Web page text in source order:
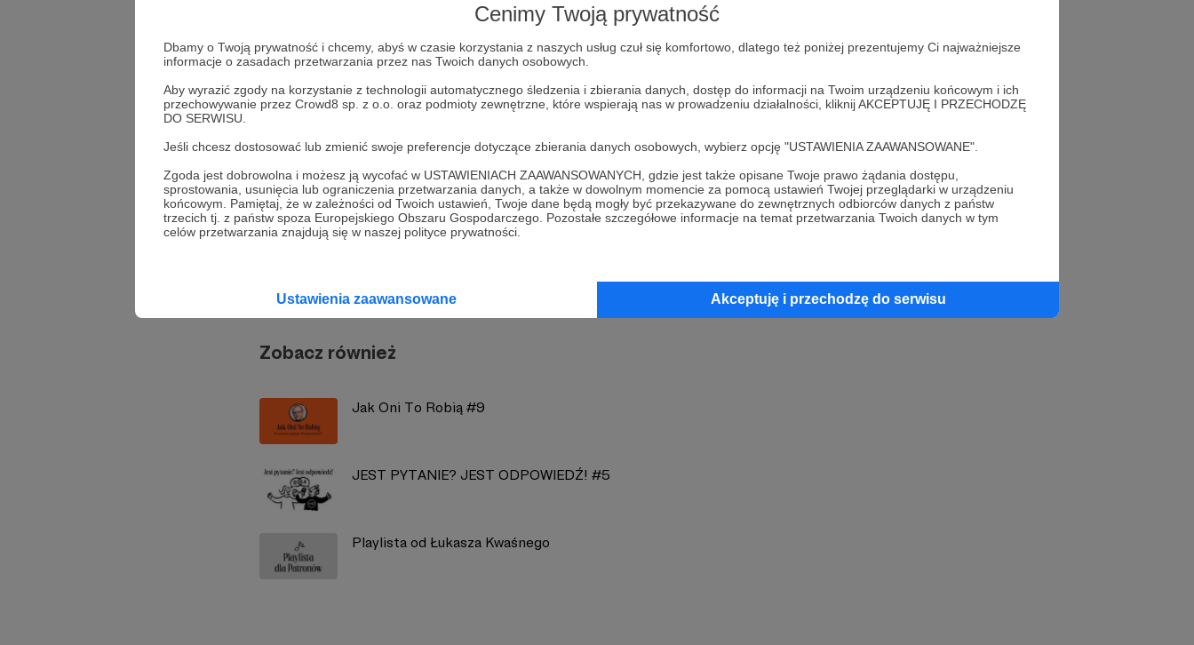
Cenimy Twoją prywatność
Dbamy o Twoją prywatność i chcemy, abyś w czasie korzystania z naszych usług czuł się komfortowo, dlatego też poniżej prezentujemy Ci najważniejsze
informacje o zasadach przetwarzania przez nas Twoich danych osobowych.
Aby wyrazić zgody na korzystanie z technologii automatycznego śledzenia i zbierania danych, dostęp do informacji na Twoim urządzeniu końcowym i ich
przechowywanie przez Crowd8 sp. z o.o. oraz podmioty zewnętrzne, które wspierają nas w prowadzeniu działalności, kliknij AKCEPTUJĘ I PRZECHODZĘ
DO SERWISU.
Jeśli chcesz dostosować lub zmienić swoje preferencje dotyczące zbierania danych osobowych, wybierz opcję "USTAWIENIA ZAAWANSOWANE".
Zgoda jest dobrowolna i możesz ją wycofać w USTAWIENIACH ZAAWANSOWANYCH, gdzie jest także opisane Twoje prawo żądania dostępu,
sprostowania, usunięcia lub ograniczenia przetwarzania danych, a także w dowolnym momencie za pomocą ustawień Twojej przeglądarki w urządzeniu
końcowym. Pamiętaj, że w zależności od Twoich ustawień, Twoje dane będą mogły być przekazywane do zewnętrznych odbiorców danych z państw
trzecich tj. z państw spoza Europejskiego Obszaru Gospodarczego. Pozostałe szczegółowe informacje na temat przetwarzania Twoich danych w tym
celów przetwarzania znajdują się w naszej polityce prywatności.
Ustawienia zaawansowane Akceptuję i przechodzę do serwisu
Zaloguj się
Udostępnij
Zobacz również
Jak Oni To Robią #9
JEST PYTANIE? JEST ODPOWIEDŹ! #5
Playlista od Łukasza Kwaśnego